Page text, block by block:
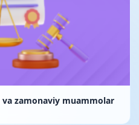
zamonaviy muammolar